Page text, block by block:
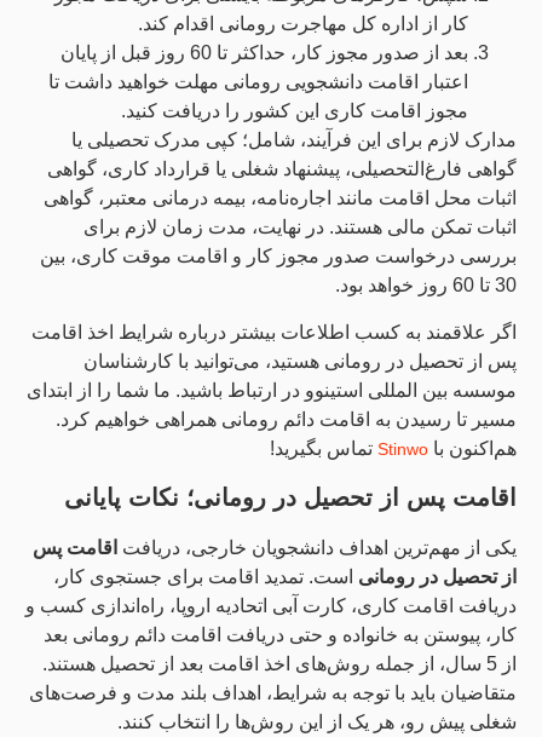
کار از اداره کل مهاجرت رومانی اقدام کند.
بعد از صدور مجوز کار، حداکثر تا 60 روز قبل از پایان
اعتبار اقامت دانشجویی رومانی مهلت خواهید داشت تا
مجوز اقامت کاری این کشور را دریافت کنید.
مدارک لازم برای این فرآیند، شامل؛ کپی مدرک تحصیلی یا
گواهی فارغ‌التحصیلی، پیشنهاد شغلی یا قرارداد کاری، گواهی
اثبات محل اقامت مانند اجاره‌نامه، بیمه درمانی معتبر، گواهی
اثبات تمکن مالی هستند. در نهایت، مدت زمان لازم برای
بررسی درخواست صدور مجوز کار و اقامت موقت کاری، بین
30 تا 60 روز خواهد بود.
اگر علاقمند به کسب اطلاعات بیشتر درباره شرایط اخذ اقامت
پس از تحصیل در رومانی هستید، می‌توانید با کارشناسان
موسسه بین المللی استینوو در ارتباط باشید. ما شما را از ابتدای
مسیر تا رسیدن به اقامت دائم رومانی همراهی خواهیم کرد.
هم‌اکنون با Stinwo تماس بگیرید!
اقامت پس از تحصیل در رومانی؛ نکات پایانی
یکی از مهم‌ترین اهداف دانشجویان خارجی، دریافت اقامت پس
از تحصیل در رومانی است. تمدید اقامت برای جستجوی کار،
دریافت اقامت کاری، کارت آبی اتحادیه اروپا، راه‌اندازی کسب و
کار، پیوستن به خانواده و حتی دریافت اقامت دائم رومانی بعد
از 5 سال، از جمله روش‌های اخذ اقامت بعد از تحصیل هستند.
متقاضیان باید با توجه به شرایط، اهداف بلند مدت و فرصت‌های
شغلی پیش رو، هر یک از این روش‌ها را انتخاب کنند.